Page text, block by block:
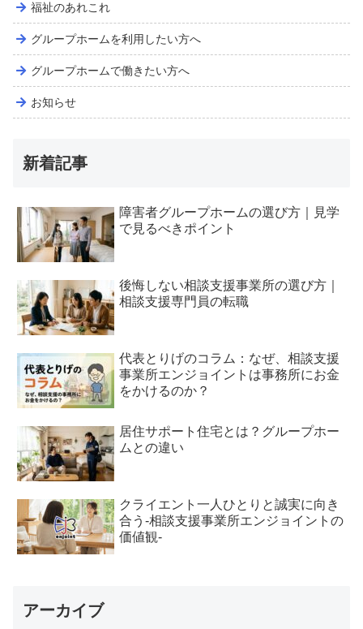
福祉のあれこれ
グループホームを利用したい方へ
グループホームで働きたい方へ
お知らせ
新着記事
障害者グループホームの選び方｜見学
で見るべきポイント
後悔しない相談支援事業所の選び方｜
相談支援専門員の転職
代表とりげのコラム：なぜ、相談支援
事業所エンジョイントは事務所にお金
をかけるのか？
居住サポート住宅とは？グループホー
ムとの違い
クライエント一人ひとりと誠実に向き
合う-相談支援事業所エンジョイントの
価値観-
アーカイブ